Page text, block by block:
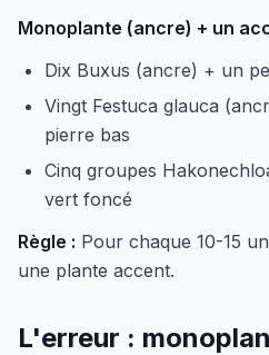
Monoplante (ancre) + un
Dix Buxus (ancre) + un
Vingt Festuca glauca
pierre bas
Cinq groupes
vert foncé
Règle : Pour chaque 10-15
une plante accent.
L'erreur :